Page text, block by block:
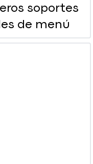
soportes
de menú